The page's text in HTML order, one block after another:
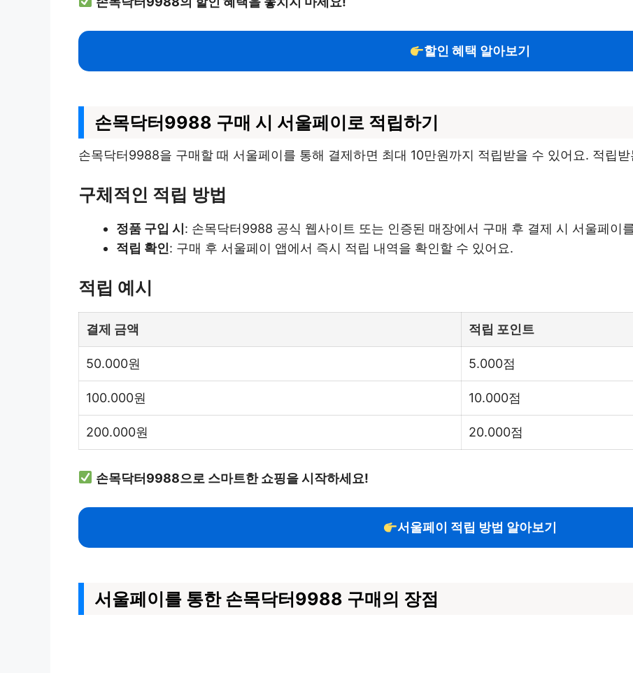
할인 혜택 알아보기
손목닥터9988 구매 시 서울페이로 적립하기
손목닥터9988을 구매할 때 서울페이를 통해 결제하면 최대 10만원까지 적립받을 수 있어요. 적립
구체적인 적립 방법
정품 구입 시: 손목닥터9988 공식 웹사이트 또는 인증된 매장에서 구매 후 결제 시 서울페이
적립 확인: 구매 후 서울페이 앱에서 즉시 적립 내역을 확인할 수 있어요.
적립 예시
결제 금액 적립 포인트
50.000원 5.000점
100.000원 10.000점
200.000원 20.000점
손목닥터9988으로 스마트한 쇼핑을 시작하세요!
서울페이 적립 방법 알아보기
서울페이를 통한 손목닥터9988 구매의 장점